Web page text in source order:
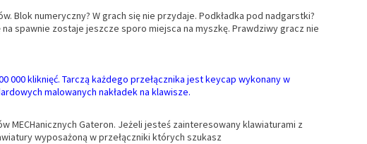
Blok numeryczny? W grach się nie przydaje. Podkładka pod nadgarstki?
spawnie zostaje jeszcze sporo miejsca na myszkę. Prawdziwy gracz nie
kliknięć. Tarczą każdego przełącznika jest keycap wykonany w
malowanych nakładek na klawisze.
Gateron. Jeżeli jesteś zainteresowany klawiaturami z
wyposażoną w przełączniki których szukasz